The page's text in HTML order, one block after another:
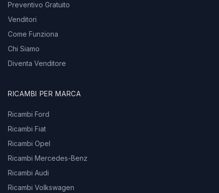
Preventivo Gratuito
Venditori
Come Funziona
Chi Siamo
Diventa Venditore
RICAMBI PER MARCA
Ricambi Ford
Ricambi Fiat
Ricambi Opel
Ricambi Mercedes-Benz
Ricambi Audi
Ricambi Volkswagen